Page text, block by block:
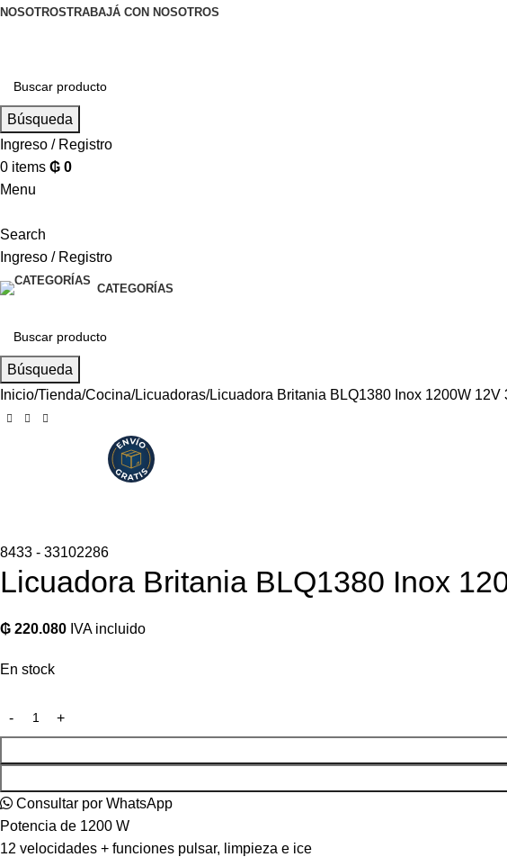
NOSOTROSTRABAJÁ CON NOSOTROS
Búsqueda
Ingreso / Registro
0 items ₲ 0
Menu
Search
Ingreso / Registro
CATEGORÍAS
Búsqueda
Inicio Tienda Cocina Licuadoras Licuadora Britania BLQ1380 Inox 1200W 12V
8433 - 33102286
Licuadora Britania BLQ1380 Inox
₲ 220.080 IVA incluido
En stock
Consultar por WhatsApp
Potencia de 1200 W
12 velocidades + funciones pulsar, limpieza e ice